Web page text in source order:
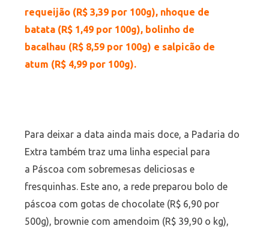
requeijão (R$ 3,39 por 100g), nhoque de
batata (R$ 1,49 por 100g), bolinho de
bacalhau (R$ 8,59 por 100g) e salpicão de
atum (R$ 4,99 por 100g).
Para deixar a data ainda mais doce, a Padaria do
Extra também traz uma linha especial para
a Páscoa com sobremesas deliciosas e
fresquinhas. Este ano, a rede preparou bolo de
páscoa com gotas de chocolate (R$ 6,90 por
500g), brownie com amendoim (R$ 39,90 o kg),